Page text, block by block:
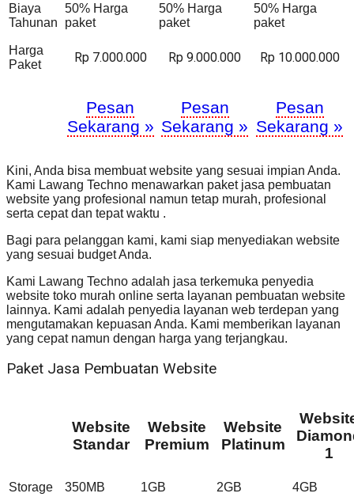
Biaya
Tahunan
50% Harga
paket
50% Harga
paket
50% Harga
paket
Harga
Paket
Rp 7.000.000 Rp 9.000.000 Rp 10.000.000
Pesan
Sekarang »
Pesan
Sekarang »
Pesan
Sekarang »
Kini, Anda bisa membuat website yang sesuai impian Anda.
Kami Lawang Techno menawarkan paket jasa pembuatan
website yang profesional namun tetap murah, profesional
serta cepat dan tepat waktu .
Bagi para pelanggan kami, kami siap menyediakan website
yang sesuai budget Anda.
Kami Lawang Techno adalah jasa terkemuka penyedia
website toko murah online serta layanan pembuatan website
lainnya. Kami adalah penyedia layanan web terdepan yang
mengutamakan kepuasan Anda. Kami memberikan layanan
yang cepat namun dengan harga yang terjangkau.
Paket Jasa Pembuatan Website
Website
Standar
Website
Premium
Website
Platinum
1
Storage 350MB 1GB 2GB 4GB